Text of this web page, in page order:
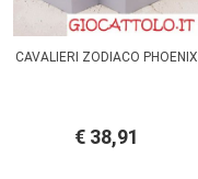
CAVALIERI ZODIACO PHOENIX
€ 38,91